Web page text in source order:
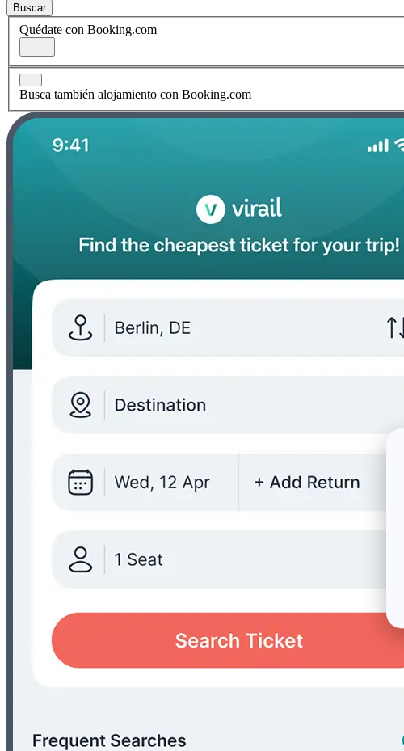
Buscar
Quédate con Booking.com
Busca también alojamiento con Booking.com